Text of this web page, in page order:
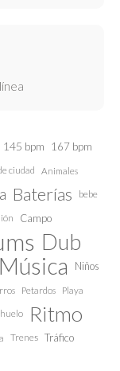
145 bpm 167 bpm
ciudad Animales
Baterías bebe
Campo
Dub
Música
Niños
Petardos Playa
Ritmo
Trenes Tráfico